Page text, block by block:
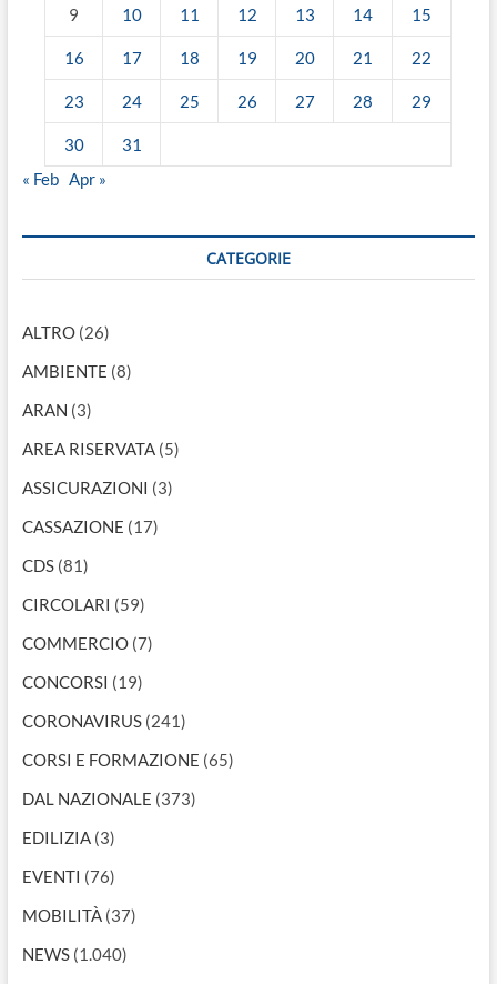
9 10 11 12 13 14 15
16 17 18 19 20 21 22
23 24 25 26 27 28 29
30
31
« Feb Apr »
CATEGORIE
ALTRO(26)
AMBIENTE (8)
ARAN (3)
AREA RISERVATA(5)
ASSICURAZIONI (3)
CASSAZIONE (17)
CDS(81)
CIRCOLARI (59)
COMMERCIO(7)
CONCORSI (19)
CORONAVIRUS(241)
CORSI E FORMAZIONE (65)
DAL NAZIONALE (373)
EDILIZIA(3)
EVENTI (76)
MOBILITÀ(37)
NEWS(1.040)